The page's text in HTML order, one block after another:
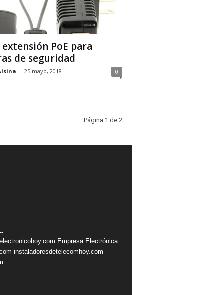
PoE para
de seguridad
- 25 mayo, 2018 0
Página 1 de 2
Empresa Electrónica
instaladoresdetelecomhoy.com